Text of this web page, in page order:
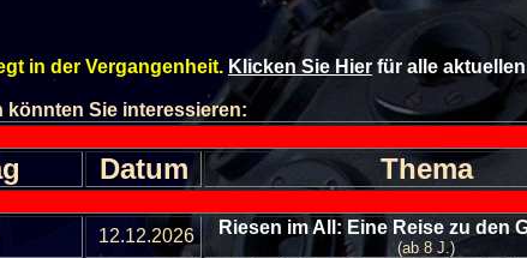
in der Vergangenheit. Klicken Sie Hier für alle
könnten Sie interessieren:
Datum Thema
12.12.2026 Riesen im All: Eine Reise zu den
(ab 8 J.)